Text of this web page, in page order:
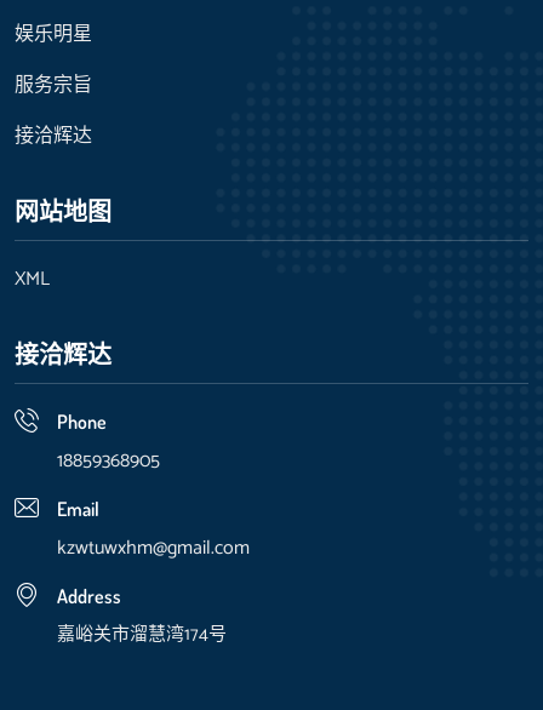
娱乐明星
服务宗旨
接洽辉达
网站地图
XML
接洽辉达
Phone
18859368905
Email
kzwtuwxhm@gmail.com
Address
嘉峪关市溜慧湾174号